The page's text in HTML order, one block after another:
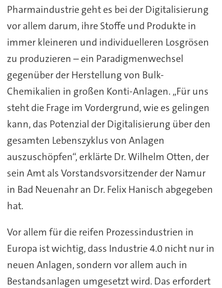
Pharmaindustrie geht es bei der Digitalisierung
vor allem darum, ihre Stoffe und Produkte in
immer kleineren und individuelleren Losgrösen
zu produzieren – ein Paradigmenwechsel
gegenüber der Herstellung von Bulk-
Chemikalien in großen Konti-Anlagen. „Für uns
steht die Frage im Vordergrund, wie es gelingen
kann, das Potenzial der Digitalisierung über den
gesamten Lebenszyklus von Anlagen
auszuschöpfen“, erklärte Dr. Wilhelm Otten, der
sein Amt als Vorstandsvorsitzender der Namur
in Bad Neuenahr an Dr. Felix Hanisch abgegeben
hat.
Vor allem für die reifen Prozessindustrien in
Europa ist wichtig, dass Industrie 4.0 nicht nur in
neuen Anlagen, sondern vor allem auch in
Bestandsanlagen umgesetzt wird. Das erfordert